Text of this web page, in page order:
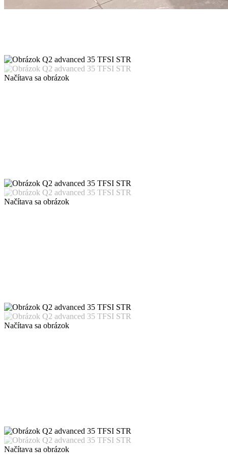
Načítava sa obrázok
Načítava sa obrázok
Načítava sa obrázok
Načítava sa obrázok